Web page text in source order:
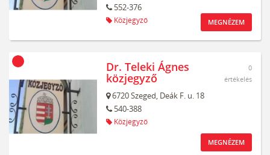
552-376
Közjegyző MEGNÉZEM
Dr. Teleki Ágnes
közjegyző
6720Szeged, Deák F. u. 18
540-388
Közjegyző
0
értékelés
MEGNÉZEM